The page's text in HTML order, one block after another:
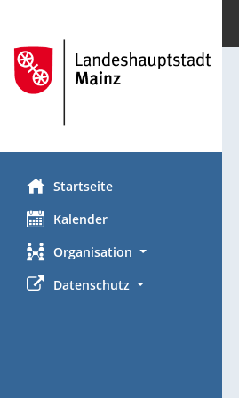
Startseite
Kalender
Organisation
Datenschutz